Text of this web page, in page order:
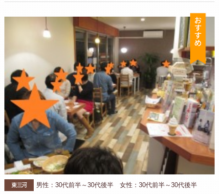
お
東三河
男性：30代前半～30代後半 女性：30代前半～30代後半